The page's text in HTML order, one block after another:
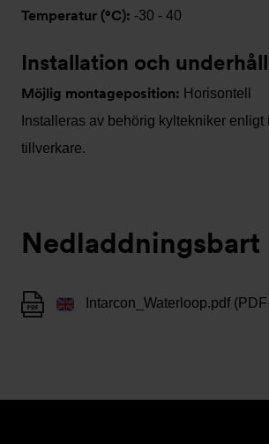
Temperatur (°C): -30 - 40
Installation och underhåll
Möjlig montageposition: Horisontell
Installeras av behörig kyltekniker enligt
tillverkare.
Nedladdningsbart
Intarcon_Waterloop.pdf